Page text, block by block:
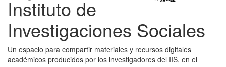
Instituto de
Investigaciones Sociales
Un espacio para compartir materiales y recursos digitales
académicos producidos por los investigadores del IIS, en el